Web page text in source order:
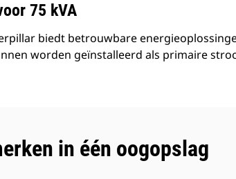
75 kVA
biedt betrouwbare
worden geïnstalleerd als primaire
in één oogopslag